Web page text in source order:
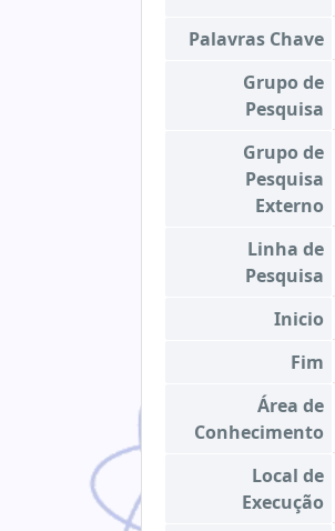
Palavras Chave
Grupo de
Pesquisa
Grupo de
Pesquisa
Externo
Linha de
Pesquisa
Inicio
Fim
Área de
Conhecimento
Local de
Execução